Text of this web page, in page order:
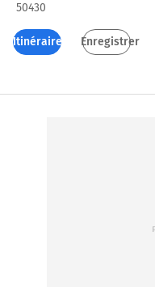
50430
Itinéraires Enregistrer